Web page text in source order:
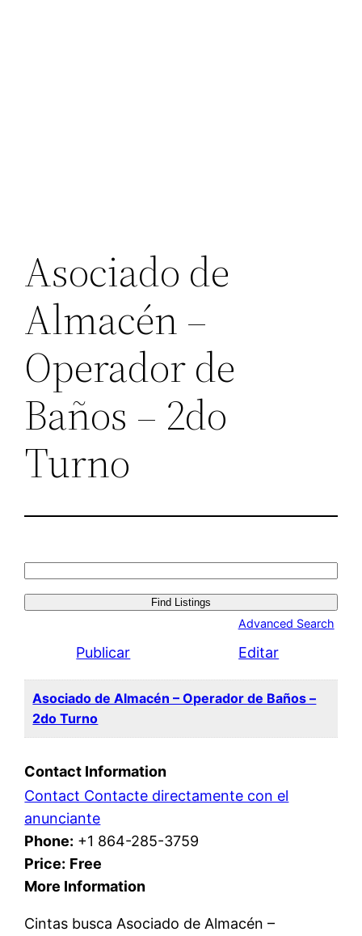
Asociado de
Almacén –
Operador de
Baños – 2do
Turno
Search
for:
Advanced Search
Publicar Editar
Asociado de Almacén – Operador de Baños –
2do Turno
Contact Information
Contact Contacte directamente con el
anunciante
Phone: +1 864-285-3759
Price: Free
More Information
Cintas busca Asociado de Almacén –